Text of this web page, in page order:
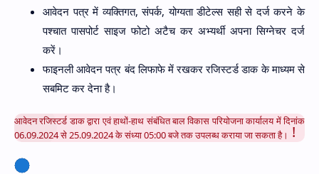
आवेदन पत्र में व्यक्तिगत, संपर्क, योग्यता डीटेल्स सही से दर्ज करने के
पश्चात पासपोर्ट साइज फोटो अटैच कर अभ्यर्थी अपना सिग्नेचर दर्ज
करें।
फाइनली आवेदन पत्र बंद लिफाफे में रखकर रजिस्टर्ड डाक के माध्यम से
सबमिट कर देना है।
आवेदन रजिस्टर्ड डाक द्वारा एवं हाथों-हाथ संबंधित बाल विकास परियोजना कार्यालय में दिनांक
06.09.2024 से 25.09.2024 के संध्या 05:00 बजे तक उपलब्ध कराया जा सकता है।